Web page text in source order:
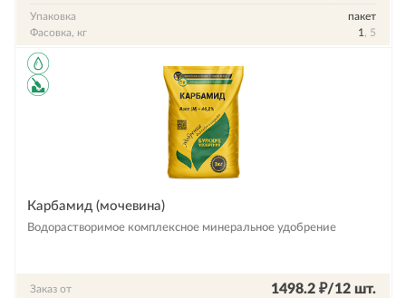
Упаковка
пакет
Фасовка, кг
1 , 5
Карбамид (мочевина)
Водорастворимое комплексное минеральное удобрение
Заказ от 1498.2 ₽/12 шт.